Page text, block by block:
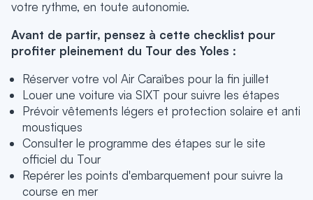
votre rythme, en toute autonomie.
Avant de partir, pensez à cette checklist pour
profiter pleinement du Tour des Yoles :
Réserver votre vol Air Caraïbes pour la fin juillet
Louer une voiture via SIXT pour suivre les étapes
Prévoir vêtements légers et protection solaire et anti
moustiques
Consulter le programme des étapes sur le site
officiel du Tour
Repérer les points d'embarquement pour suivre la
course en mer